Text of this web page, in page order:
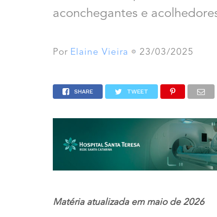
aconchegantes e
Por Elaine Vieira 23/03/2025
SHARE TWEET
Matéria atualizada em maio de 2026